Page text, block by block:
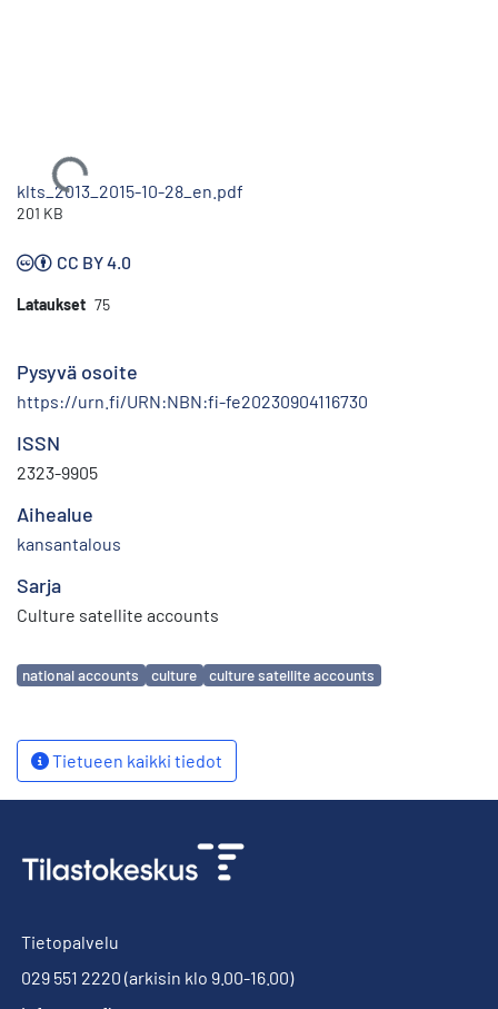
Ladataan...
klts_2013_2015-10-28_en.pdf
201 KB
CC BY 4.0
Lataukset 75
Pysyvä osoite
https://urn.fi/URN:NBN:fi-fe20230904116730
ISSN
2323-9905
Aihealue
kansantalous
Sarja
Culture satellite accounts
Avainsanat
national accounts culture culture satellite accounts
Tietueen kaikki tiedot
Tietopalvelu
029 551 2220 (arkisin klo 9.00-16.00)